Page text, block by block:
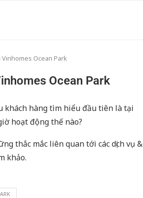
Vinhomes Ocean Park
Ocean Park
khách hàng tìm hiểu đầu tiên là tại
hoạt động thế nào?
thắc mắc liên quan tới các dịch vụ &
khảo.